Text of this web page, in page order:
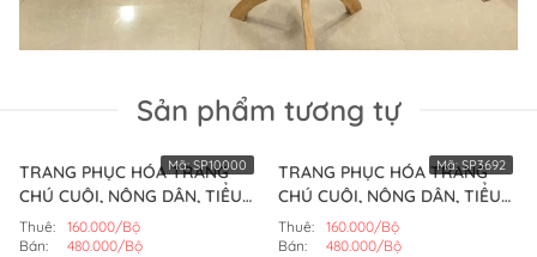
Sản phẩm tương tự
TRANG PHỤC HÓA TRANG
CHÚ CUỘI, NÔNG DÂN, TIỂU
NHỊ (MÀU ĐEN)
Thuê:
160.000/Bộ
Bán:
480.000/Bộ
Mã:SP10000
TRANG PHỤC HÓA TRANG
CHÚ CUỘI, NÔNG DÂN, TIỂU
NHỊ (MÀU NÂU)
Thuê:
160.000/Bộ
Bán:
480.000/Bộ
Mã:SP3692